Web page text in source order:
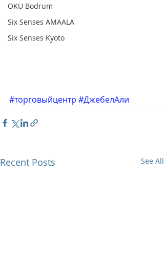
OKU Bodrum
Six Senses AMAALA
Six Senses Kyoto
#торговыйцентр #ДжебелАли
Recent Posts See All